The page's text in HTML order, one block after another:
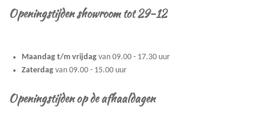
Openingstijden showroom tot 29-12
Maandag t/m vrijdag van 09.00 - 17.30 uur
Zaterdag van 09.00 - 15.00 uur
Openingstijden op de afhaaldagen